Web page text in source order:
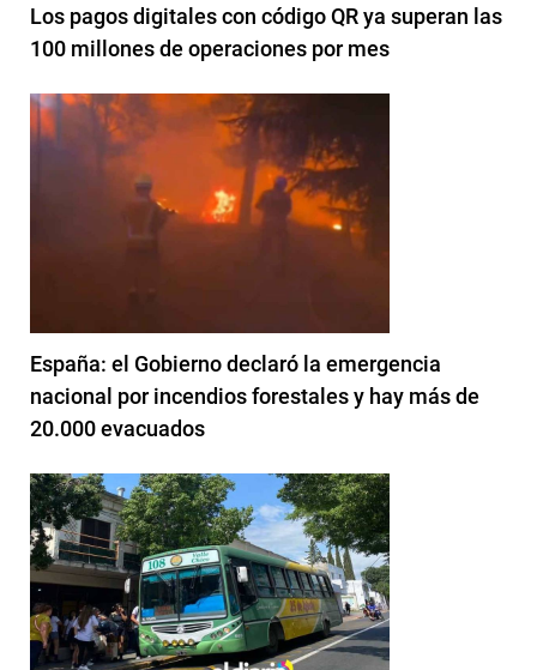
Los pagos digitales con código QR ya superan las
100 millones de operaciones por mes
España: el Gobierno declaró la emergencia
nacional por incendios forestales y hay más de
20.000 evacuados